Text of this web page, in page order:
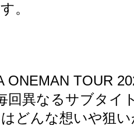
。
TOUR
回異なるサブタイ
どんな想いや狙